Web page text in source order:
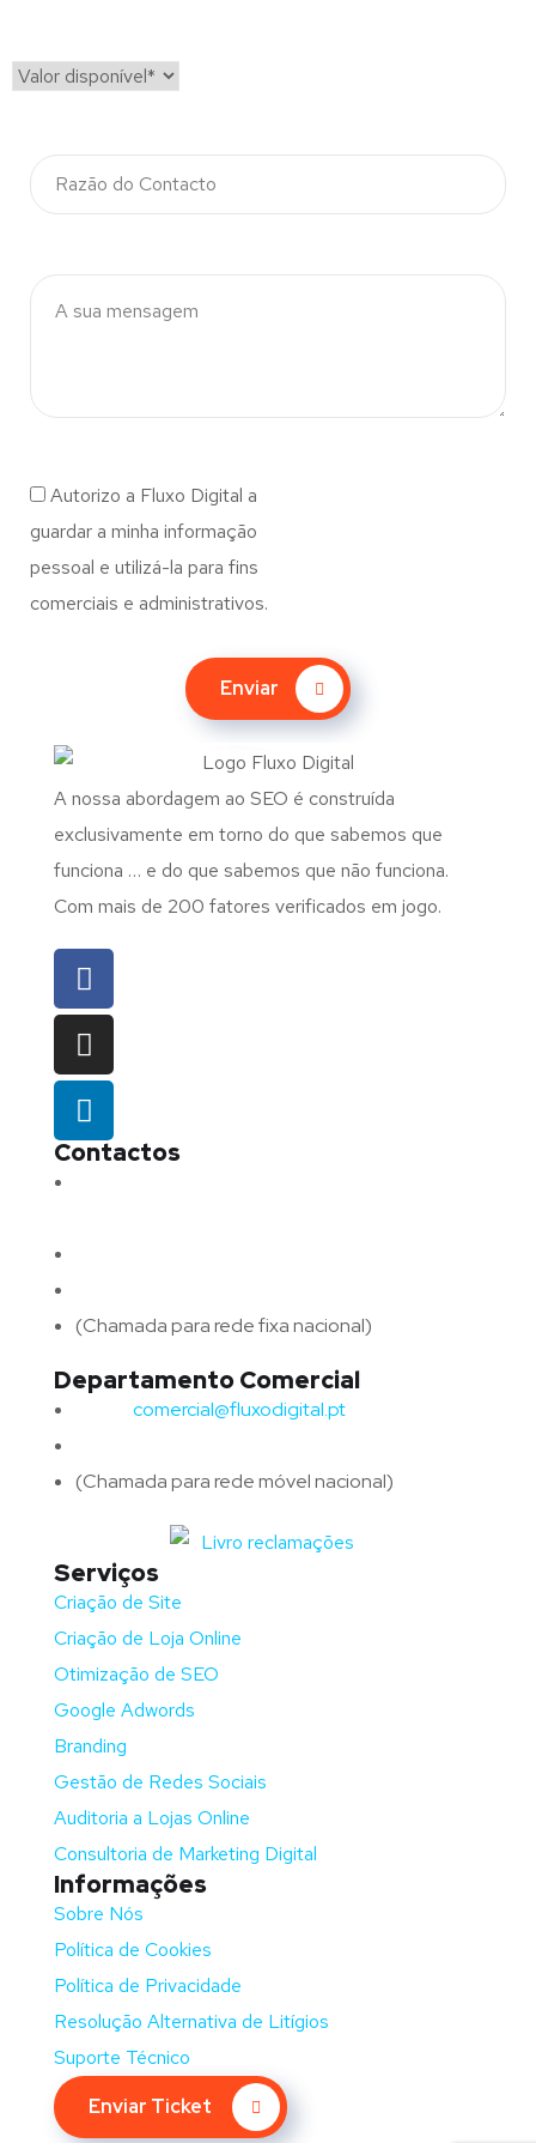
Autorizo a Fluxo Digital a
guardar a minha informação
pessoal e utilizá-la para fins
comerciais e administrativos.
Enviar
A nossa abordagem ao SEO é construída
exclusivamente em torno do que sabemos que
funciona … e do que sabemos que não funciona.
Com mais de 200 fatores verificados em jogo.
Contactos
(Chamada para rede fixa nacional)
Departamento Comercial
comercial@fluxodigital.pt
(Chamada para rede móvel nacional)
Serviços
Criação de Site
Criação de Loja Online
Otimização de SEO
Google Adwords
Branding
Gestão de Redes Sociais
Auditoria a Lojas Online
Consultoria de Marketing Digital
Informações
Sobre Nós
Política de Cookies
Política de Privacidade
Resolução Alternativa de Litígios
Suporte Técnico
Enviar Ticket